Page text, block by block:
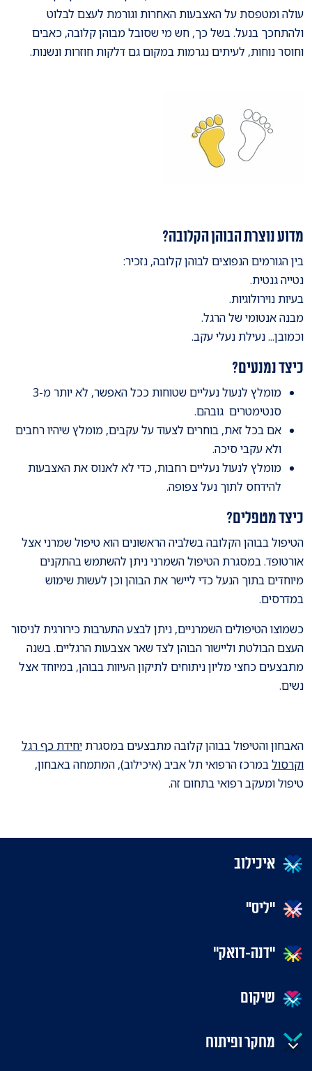
עולה ומטפסת על האצבעות האחרות וגורמת לעצם לבלוט
ולהתחכך בנעל. בשל כך, חש מי שסובל מבוהן קלובה, כאבים
וחוסר נוחות, לעיתים נגרמות במקום גם דלקות חוזרות ונשנות.
מדוע נוצרת הבוהן הקלובה?
בין הגורמים הנפוצים לבוהן קלובה, נזכיר:
נטייה גנטית.
בעיות נוירולוגיות.
מבנה אנטומי של הרגל.
וכמובן... נעילת נעלי עקב.
כיצד נמנעים?
מומלץ לנעול נעליים שטוחות ככל האפשר, לא יותר מ-3
סנטימטרים גובהם.
אם בכל זאת, בוחרים לצעוד על עקבים, מומלץ שיהיו רחבים
ולא עקבי סיכה.
מומלץ לנעול נעליים רחבות, כדי לא לאנוס את האצבעות
להידחס לתוך נעל צפופה.
כיצד מטפלים?
הטיפול בבוהן הקלובה בשלביה הראשונים הוא טיפול שמרני אצל
אורטופד. במסגרת הטיפול השמרני ניתן להשתמש בהתקנים
מיוחדים בתוך הנעל כדי ליישר את הבוהן וכן לעשות שימוש
במדרסים.
כשמוצו הטיפולים השמרניים, ניתן לבצע התערבות כירורגית לניסור
העצם הבולטת וליישור הבוהן לצד שאר אצבעות הרגליים. בשנה
מתבצעים כחצי מליון ניתוחים לתיקון העיוות בבוהן, במיוחד אצל
נשים.
האבחון והטיפול בבוהן קלובה מתבצעים במסגרתיחידת כף רגל
וקרסולבמרכז הרפואי תל אביב (איכילוב), המתמחה באבחון,
טיפול ומעקב רפואי בתחום זה.
איכילוב
"ליס"
"דנה-דואק"
שיקום
מחקר ופיתוח